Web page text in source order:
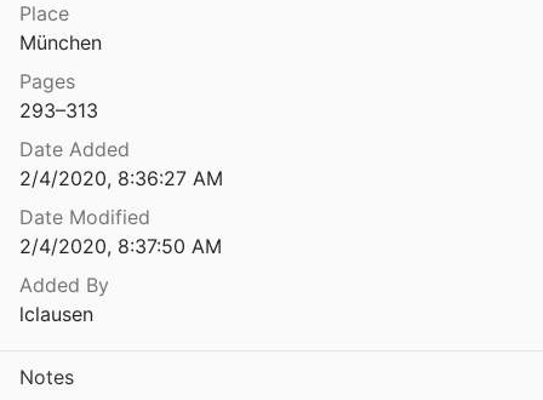
Place
München
Pages
293–313
Date Added
2/4/2020, 8:36:27 AM
Date Modified
2/4/2020, 8:37:50 AM
Added By
lclausen
Notes